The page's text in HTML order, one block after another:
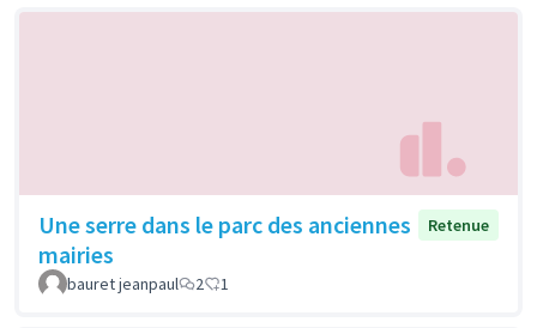
Une serre dans le parc des anciennes
mairies
Retenue
bauret jeanpaul 2 1